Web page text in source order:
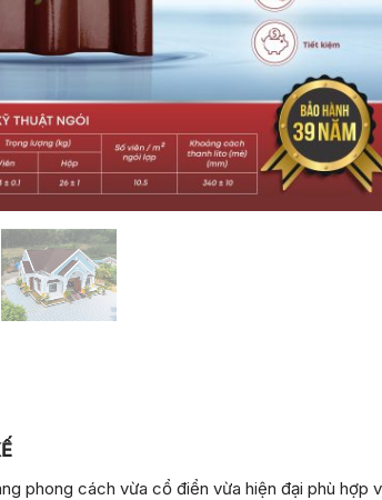
phong cách vừa cổ điển vừa hiện đại phù hợp